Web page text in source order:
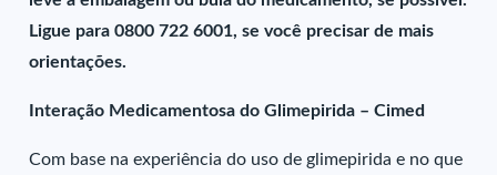
Ligue para 0800 722 6001, se você precisar de mais
orientações.
Interação Medicamentosa do Glimepirida – Cimed
Com base na experiência do uso de glimepirida e no que